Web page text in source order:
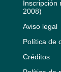
Inscripción
2008)
Aviso legal
Política de
Créditos